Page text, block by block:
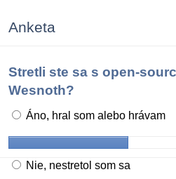
Anketa
Stretli ste sa s open-
Wesnoth?
Áno, hral som alebo hrávam
Nie, nestretol som sa